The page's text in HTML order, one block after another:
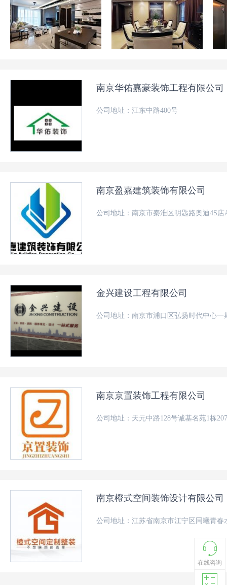
南京华佑嘉豪装饰工程有限公司
公司地址：江东中路400号
南京盈嘉建筑装饰有限公司
公司地址：南京市秦淮区明匙路奥迪4S店
金兴建设工程有限公司
公司地址：南京市浦口区弘扬时代中心一
南京京置装饰工程有限公司
公司地址：天元中路128号诚基名苑1栋207
南京橙式空间装饰设计有限公司
公司地址：江苏省南京市江宁区同曦青春
在线咨询